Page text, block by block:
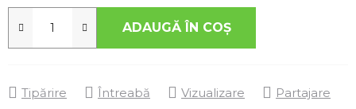
ADAUGĂ ÎN COŞ
Tipărire Întreabă Vizualizare Partajare